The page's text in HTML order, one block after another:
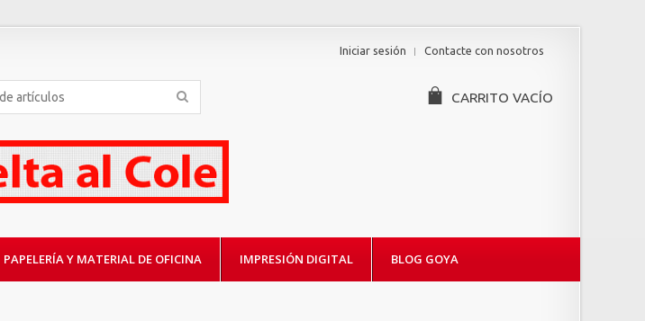
Contacte con nosotros
Iniciar sesión
CARRITO VACÍO
PAPELERÍA Y MATERIAL DE OFICINA IMPRESIÓN DIGITAL BLOG GOYA